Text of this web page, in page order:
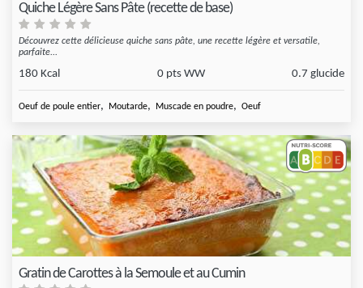
Quiche Légère Sans Pâte (recette de base)
Découvrez cette délicieuse quiche sans pâte, une recette légère et versatile,
parfaite...
180 Kcal 0 pts WW 0.7 glucide
Oeuf de poule entier, Moutarde, Muscade en poudre, Oeuf
Gratin de Carottes à la Semoule et au Cumin